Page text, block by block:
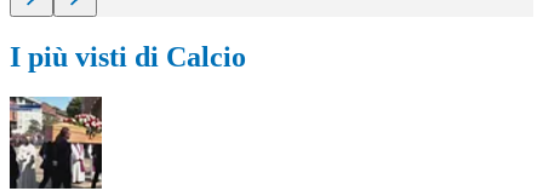
I più visti di Calcio